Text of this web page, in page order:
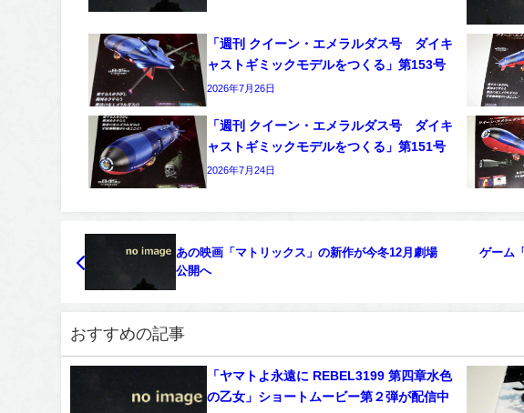
「週刊 クイーン・エメラルダス号 ダイキ
ャストギミックモデルをつくる」第153号
2026年7月26日
「週刊 クイーン・エメラルダス号 ダイキ
ャストギミックモデルをつくる」第151号
2026年7月24日
あの映画「マトリックス」の新作が今冬12月劇場
公開へ
ゲーム
おすすめの記事
「ヤマトよ永遠に REBEL3199 第四章水色
の乙女」ショートムービー第２弾が配信中